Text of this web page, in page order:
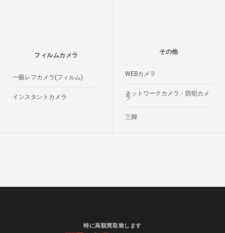
フィルムカメラ
一眼レフカメラ(フィルム)
インスタントカメラ
その他
WEBカメラ
ネットワークカメラ・防犯カメ
ラ
三脚
特に高額買取致します